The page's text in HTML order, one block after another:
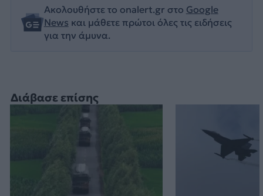
Διάβασε επίσης
Ακολουθήστε το onalert.gr στο Google
News και μάθετε πρώτοι όλες τις ειδήσεις
για την άμυνα.